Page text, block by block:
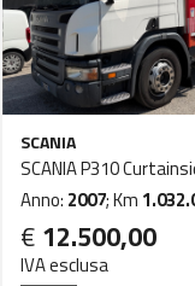
SCANIA
SCANIA P310
Anno: 2007; Km
€ 12.500,00
IVA esclusa